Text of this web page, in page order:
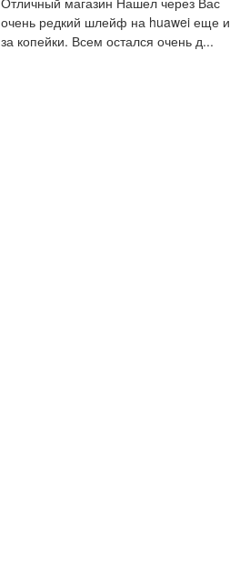
очень редкий шлейф на huawei еще и
за копейки. Всем остался очень д...